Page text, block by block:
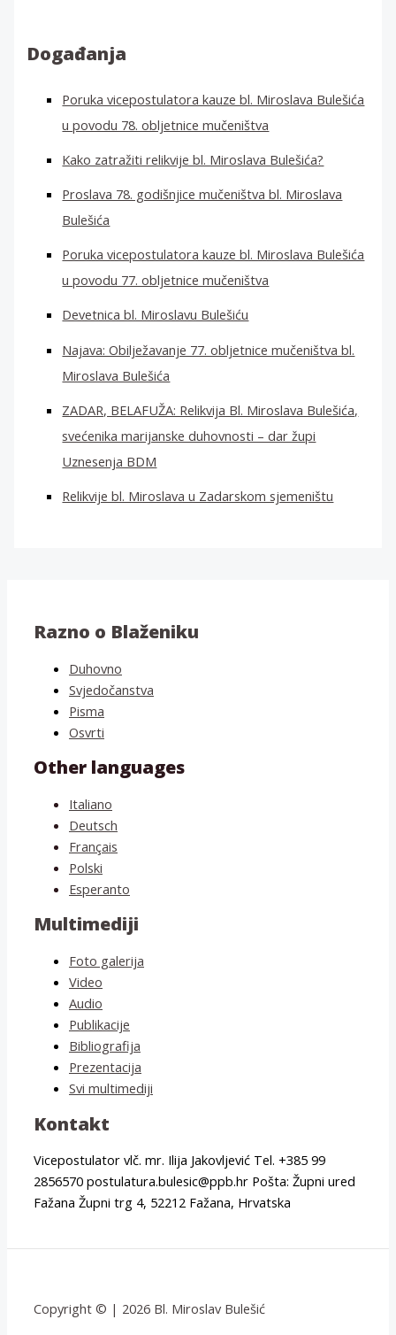
:Događanja
Poruka vicepostulatora kauze bl. Miroslava Bulešića
u povodu 78. obljetnice mučeništva
Kako zatražiti relikvije bl. Miroslava Bulešića?
Proslava 78. godišnjice mučeništva bl. Miroslava
Bulešića
Poruka vicepostulatora kauze bl. Miroslava Bulešića
u povodu 77. obljetnice mučeništva
Devetnica bl. Miroslavu Bulešiću
Najava: Obilježavanje 77. obljetnice mučeništva bl.
Miroslava Bulešića
ZADAR, BELAFUŽA: Relikvija Bl. Miroslava Bulešića,
svećenika marijanske duhovnosti – dar župi
Uznesenja BDM
Relikvije bl. Miroslava u Zadarskom sjemeništu
Razno o Blaženiku
Duhovno
Svjedočanstva
Pisma
Osvrti
Other languages
Italiano
Deutsch
Français
Polski
Esperanto
Multimediji
Foto galerija
Video
Audio
Publikacije
Bibliografija
Prezentacija
Svi multimediji
Kontakt
Vicepostulator vlč. mr. Ilija Jakovljević Tel. +385 99
2856570 postulatura.bulesic@ppb.hr Pošta: Župni ured
Fažana Župni trg 4, 52212 Fažana, Hrvatska
Copyright © | 2026 Bl. Miroslav Bulešić